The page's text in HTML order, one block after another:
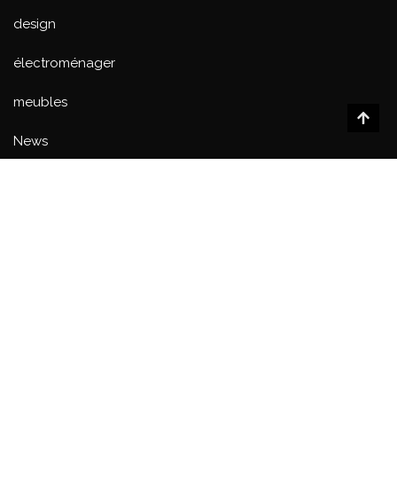
design
électroménager
meubles
News